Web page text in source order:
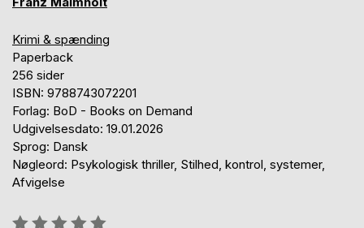
Krimi & spænding
Paperback
256 sider
ISBN: 9788743072201
Forlag: BoD - Books on Demand
Udgivelsesdato: 19.01.2026
Sprog: Dansk
Nøgleord: Psykologisk thriller, Stilhed, kontrol, systemer,
Afvigelse
Anmeldelse::